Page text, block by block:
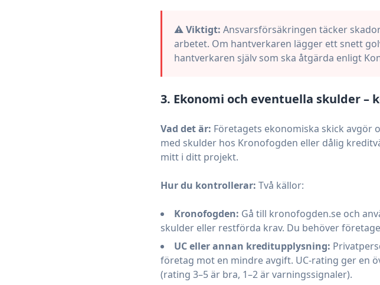
⚠️Viktigt: Ansvarsförsäkringen täcker
arbetet. Om hantverkaren lägger ett snett
hantverkaren själv som ska åtgärda enligt
3. Ekonomi och eventuella skulder –
Vad det är: Företagets ekonomiska skick avgör
med skulder hos Kronofogden eller dålig
mitt i ditt projekt.
Hur du kontrollerar: Två källor:
Kronofogden: Gå till kronofogden.se och
skulder eller restförda krav. Du behöver
UC eller annan kreditupplysning:
företag mot en mindre avgift. UC-rating ger en
(rating 3–5 är bra, 1–2 är varningssignaler).